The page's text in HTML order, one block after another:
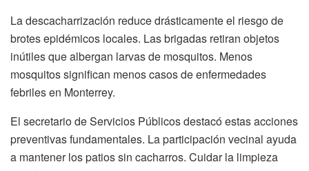
La descacharrización reduce drásticamente el riesgo de
brotes epidémicos locales. Las brigadas retiran objetos
inútiles que albergan larvas de mosquitos. Menos
mosquitos significan menos casos de enfermedades
febriles en Monterrey.
El secretario de Servicios Públicos destacó estas acciones
preventivas fundamentales. La participación vecinal ayuda
a mantener los patios sin cacharros. Cuidar la limpieza